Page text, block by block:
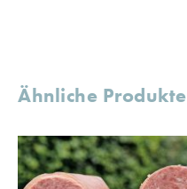
Ähnliche Produkte